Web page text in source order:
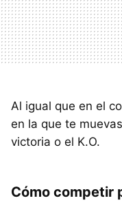
Al igual que en el
en la que te
victoria o el K.O.
Cómo competir